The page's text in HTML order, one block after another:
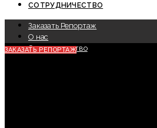
СОТРУДНИЧЕСТВО
Заказать Репортаж
О нас
Сотрудничество
ЗАКАЗАТЬ РЕПОРТАЖ